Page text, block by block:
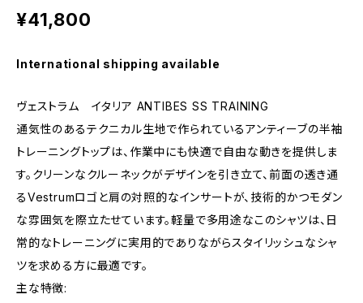
¥41,800
International shipping available
ヴェストラム イタリア ANTIBES SS TRAINING
通気性のあるテクニカル生地で作られているアンティーブの半袖
トレーニングトップは、作業中にも快適で自由な動きを提供しま
す。クリーンなクルーネックがデザインを引き立て、前面の透き通
るVestrumロゴと肩の対照的なインサートが、技術的かつモダン
な雰囲気を際立たせています。軽量で多用途なこのシャツは、日
常的なトレーニングに実用的でありながらスタイリッシュなシャ
ツを求める方に最適です。
主な特徴: